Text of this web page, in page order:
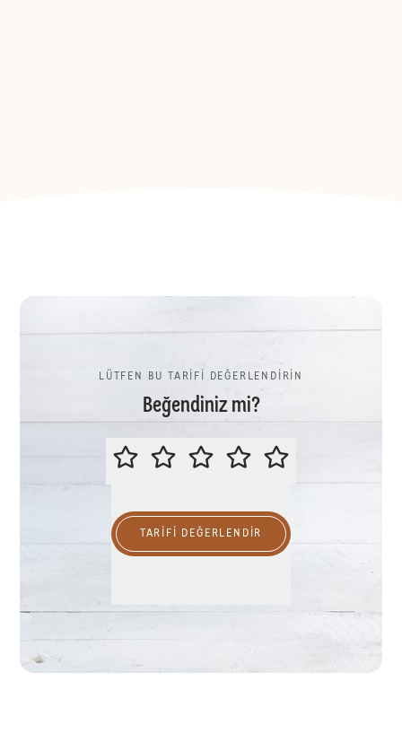
LÜTFEN BU TARİFİ DEĞERLENDİRİN
Beğendiniz mi?
LÜTFEN BU TARİFİ
TARIFI DEĞERLENDİR